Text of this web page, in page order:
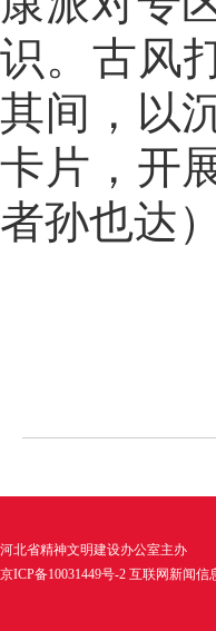
识。古风
其间，以
卡片，开
者孙也达）
河北省精神文明建设办公室主办
京ICP备10031449号-2 互联网新闻信